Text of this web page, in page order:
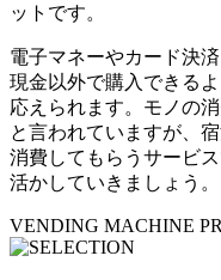
ットです。
電子マネーやカード決
現金以外で購入できる
応えられます。モノの
と言われていますが、
消費してもらうサービ
活かしていきましょう。
VENDING MACHINE